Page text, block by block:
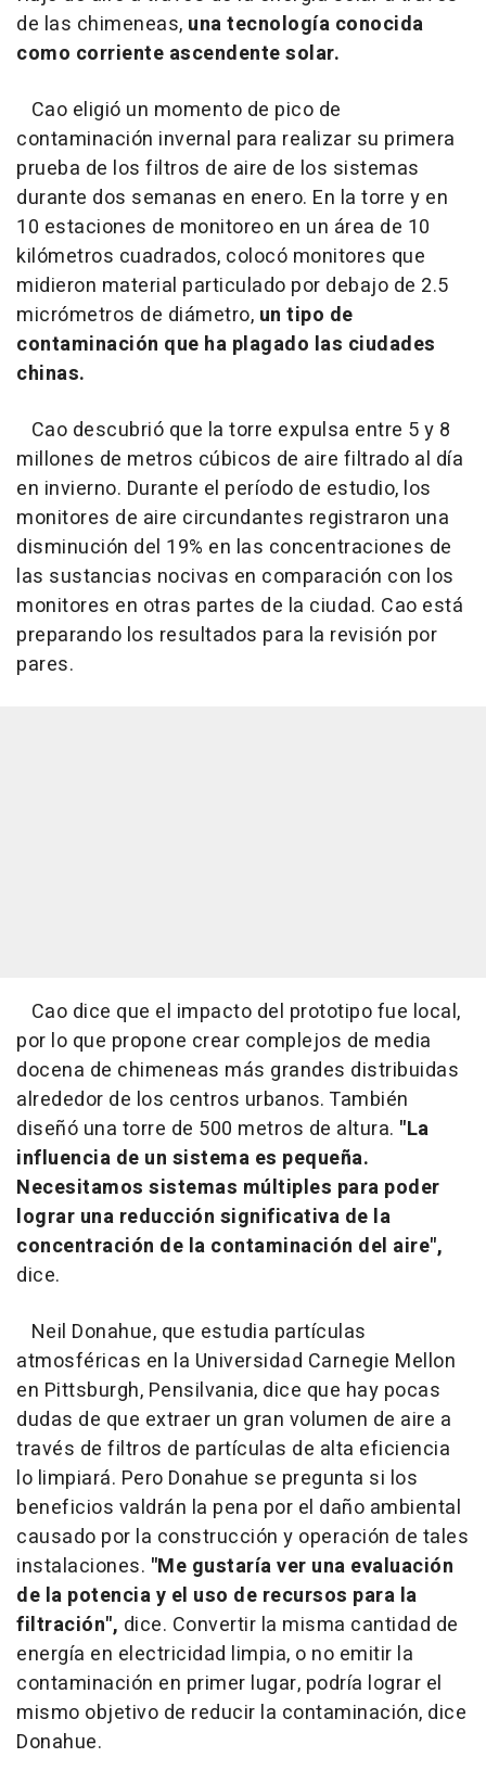
de las chimeneas, una tecnología conocida
como corriente ascendente solar.
Cao eligió un momento de pico de
contaminación invernal para realizar su primera
prueba de los filtros de aire de los sistemas
durante dos semanas en enero. En la torre y en
10 estaciones de monitoreo en un área de 10
kilómetros cuadrados, colocó monitores que
midieron material particulado por debajo de 2.5
micrómetros de diámetro, un tipo de
contaminación que ha plagado las ciudades
chinas.
Cao descubrió que la torre expulsa entre 5 y 8
millones de metros cúbicos de aire filtrado al día
en invierno. Durante el período de estudio, los
monitores de aire circundantes registraron una
disminución del 19% en las concentraciones de
las sustancias nocivas en comparación con los
monitores en otras partes de la ciudad. Cao está
preparando los resultados para la revisión por
pares.
Cao dice que el impacto del prototipo fue local,
por lo que propone crear complejos de media
docena de chimeneas más grandes distribuidas
alrededor de los centros urbanos. También
diseñó una torre de 500 metros de altura. "La
influencia de un sistema es pequeña.
Necesitamos sistemas múltiples para poder
lograr una reducción significativa de la
concentración de la contaminación del aire",
dice.
Neil Donahue, que estudia partículas
atmosféricas en la Universidad Carnegie Mellon
en Pittsburgh, Pensilvania, dice que hay pocas
dudas de que extraer un gran volumen de aire a
través de filtros de partículas de alta eficiencia
lo limpiará. Pero Donahue se pregunta si los
beneficios valdrán la pena por el daño ambiental
causado por la construcción y operación de tales
instalaciones. "Me gustaría ver una evaluación
de la potencia y el uso de recursos para la
filtración", dice. Convertir la misma cantidad de
energía en electricidad limpia, o no emitir la
contaminación en primer lugar, podría lograr el
mismo objetivo de reducir la contaminación, dice
Donahue.